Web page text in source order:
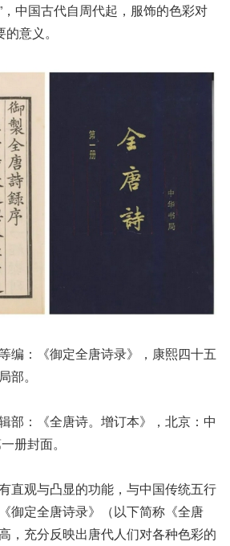
中国古代自周代起，服饰的色彩对
意义。
：《御定全唐诗录》，康熙四十五
部。
：《全唐诗。增订本》，北京：中
册封面。
观与凸显的功能，与中国传统五行
御定全唐诗录》（以下简称《全唐
，充分反映出唐代人们对各种色彩的